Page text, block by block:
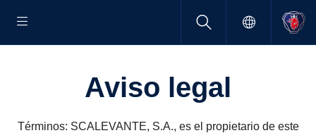
Aviso legal
Términos: SCALEVANTE, S.A., es el propietario de este